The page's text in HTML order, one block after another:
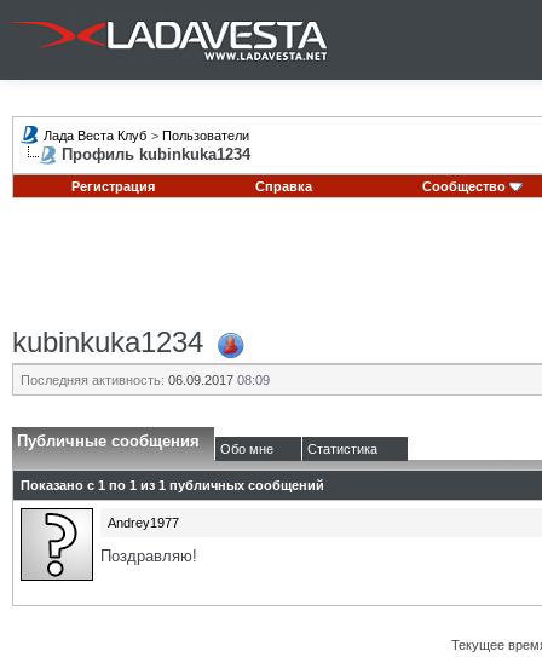
Лада Веста Клуб > Пользователи
Профиль kubinkuka1234
Регистрация Справка Сообщество
kubinkuka1234
Последняя активность: 06.09.2017 08:09
Публичные сообщения Обо мне Статистика
Показано с 1 по 1 из 1 публичных сообщений
Andrey1977
Поздравляю!
Текущее